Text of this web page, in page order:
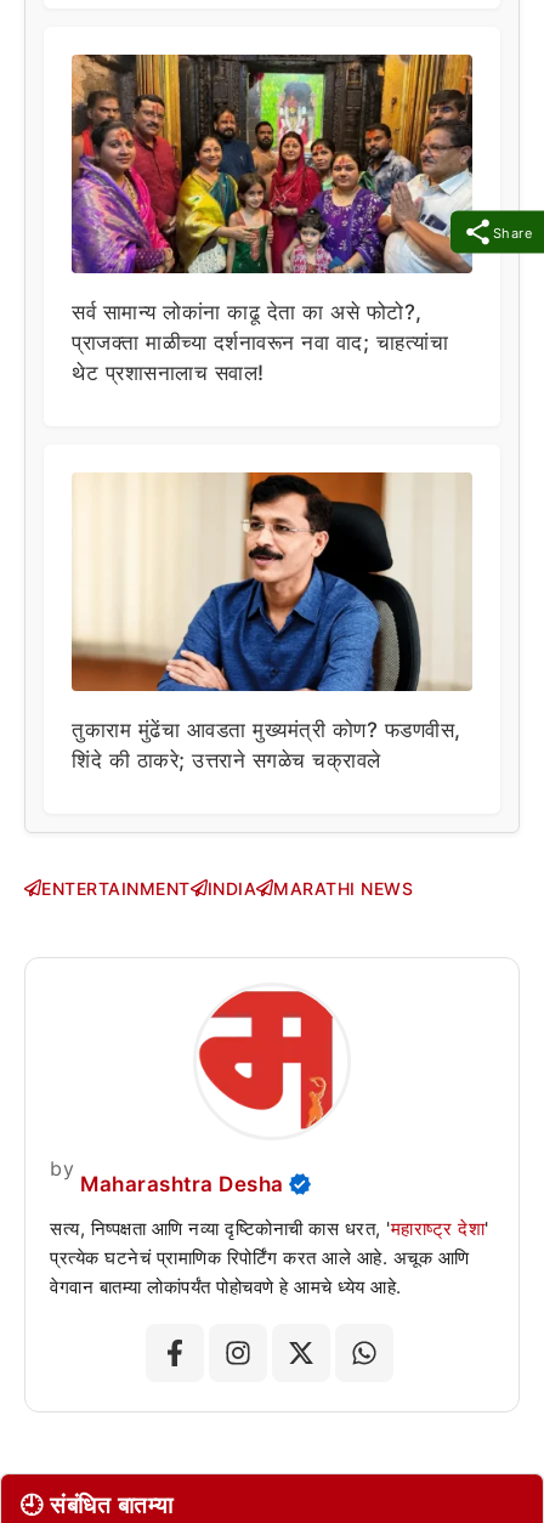
Share
सर्व सामान्य लोकांना काढू देता का असे फोटो?,
प्राजक्ता माळीच्या दर्शनावरून नवा वाद; चाहत्यांचा
थेट प्रशासनालाच सवाल!
तुकाराम मुंढेंचा आवडता मुख्यमंत्री कोण? फडणवीस,
शिंदे की ठाकरे; उत्तराने सगळेच चक्रावले
ENTERTAINMENT INDIA MARATHI NEWS
by
Maharashtra Desha
सत्य, निष्पक्षता आणि नव्या दृष्टिकोनाची कास धरत, 'महाराष्ट्र देशा'
प्रत्येक घटनेचं प्रामाणिक रिपोर्टिंग करत आले आहे. अचूक आणि
वेगवान बातम्या लोकांपर्यंत पोहोचवणे हे आमचे ध्येय आहे.
🕘 संबंधित बातम्या